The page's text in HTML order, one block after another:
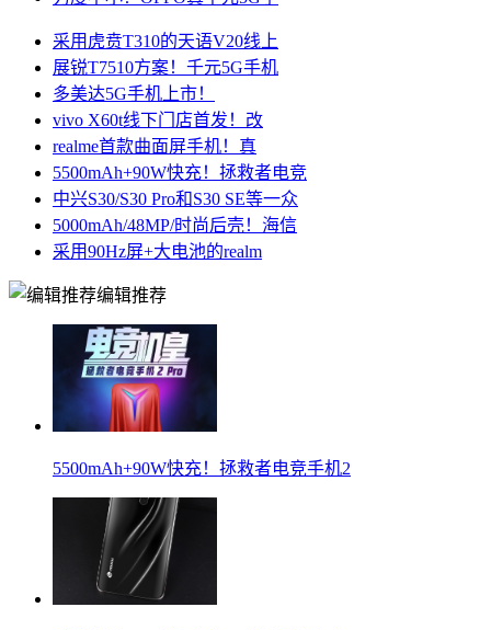
采用虎贲T310的天语V20线上
展锐T7510方案！千元5G手机
多美达5G手机上市！
vivo X60t线下门店首发！改
realme首款曲面屏手机！真
5500mAh+90W快充！拯救者电竞
中兴S30/S30 Pro和S30 SE等一众
5000mAh/48MP/时尚后壳！海信
采用90Hz屏+大电池的realm
编辑推荐
5500mAh+90W快充！拯救者电竞手机2